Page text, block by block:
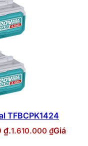
TFBCPK1424
₫.1.610.000 ₫Giá